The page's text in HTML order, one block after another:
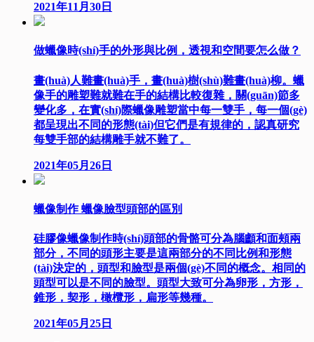
2021年11月30日
做蠟像時(shí)手的外形與比例，透視和空間要怎么做？
畫(huà)人難畫(huà)手，畫(huà)樹(shù)難畫(huà)柳。蠟
像手的雕塑難就難在手的結構比較復雜，關(guān)節多
變化多，在實(shí)際蠟像雕塑當中每一雙手，每一個(gè)
都呈現出不同的形態(tài)但它們是有規律的，認真研究
每雙手部的結構雕手就不難了。
2021年05月26日
蠟像制作 蠟像臉型頭部的區別
硅膠像蠟像制作時(shí)頭部的骨骼可分為腦顱和面頰兩
部分，不同的頭形主要是這兩部分的不同比例和形態
(tài)決定的，頭型和臉型是兩個(gè)不同的概念。相同的
頭型可以是不同的臉型。頭型大致可分為卵形，方形，
錐形，契形，橄欖形，扁形等幾種。
2021年05月25日